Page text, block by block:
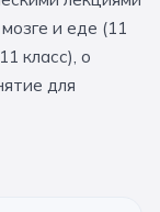
и еде (11
класс), о
для